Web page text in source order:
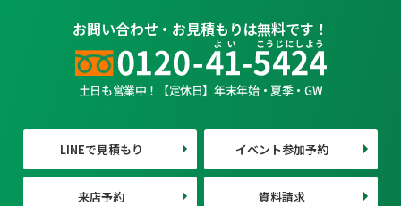
お問い合わせ・お見積もりは無料です！
土日も営業中！【定休日】年末年始・夏季・GW
LINEで見積もり イベント参加予約
来店予約 資料請求